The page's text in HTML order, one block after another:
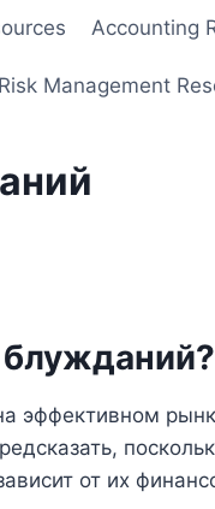
Accounting
Risk Management
эффективном
от их